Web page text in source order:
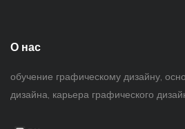
О нас
обучение графическому дизайну,
дизайна, карьера графического